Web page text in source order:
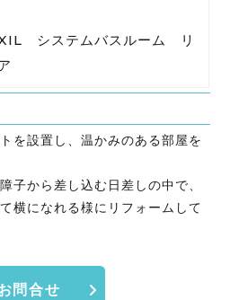
システムバスルーム リ
を設置し、温かみのある部屋を
子から差し込む日差しの中で、
横になれる様にリフォームして
問合せ